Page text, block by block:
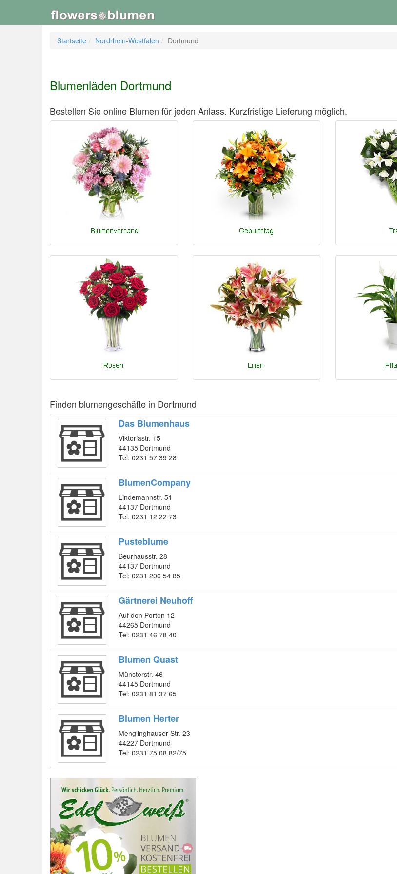
Startseite Nordrhein-Westfalen Dortmund
Blumenläden Dortmund
Bestellen Sie online Blumen für jeden Anlass. Kurzfristige Lieferung möglich.
Finden blumengeschäfte in Dortmund
Das Blumenhaus
Viktoriastr. 15
44135 Dortmund
Tel: 0231 57 39 28
BlumenCompany
Lindemannstr. 51
44137 Dortmund
Tel: 0231 12 22 73
Pusteblume
Beurhausstr. 28
44137 Dortmund
Tel: 0231 206 54 85
Gärtnerei Neuhoff
Auf den Porten 12
44265 Dortmund
Tel: 0231 46 78 40
Blumen Quast
Münsterstr. 46
44145 Dortmund
Tel: 0231 81 37 65
Blumen Herter
Menglinghauser Str. 23
44227 Dortmund
Tel: 0231 75 08 82/75